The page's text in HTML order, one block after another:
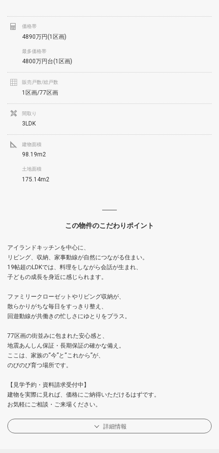
価格帯
4890万円(1区画)
最多価格帯
4800万円台(1区画)
販売戸数/総戸数
1区画/77区画
間取り
3LDK
建物面積
98.19m2
土地面積
175.14m2
この物件のこだわりポイント
アイランドキッチンを中心に、
リビング、収納、家事動線が自然につながる住まい。
19帖超のLDKでは、料理をしながら会話が生まれ、
子どもの成長を身近に感じられます。
ファミリークローゼットやリビング収納が、
散らかりがちな毎日をすっきり整え、
回遊動線が共働きの忙しさにゆとりをプラス。
77区画の街並みに包まれた安心感と、
地震あんしん保証・長期保証の確かな備え。
ここは、家族の“今”と“これから”が、
のびのび育つ場所です。
【見学予約・資料請求受付中】
建物を実際に見れば、価格にご納得いただけるはずです。
お気軽にご相談・ご来場ください。
詳細情報